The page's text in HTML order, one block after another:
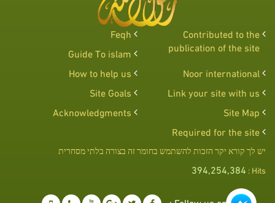
Contributed to the
publication of the site
Feqh
Guide To islam
Noor international
How to help us
Link your site with us
Site Goals
Site Map
Acknowledgments
Required for the site
יש לך קורא יקר הזכות להשתמש בחומר זה בצורה בלתי מסחרית
Hits :
394,254,384